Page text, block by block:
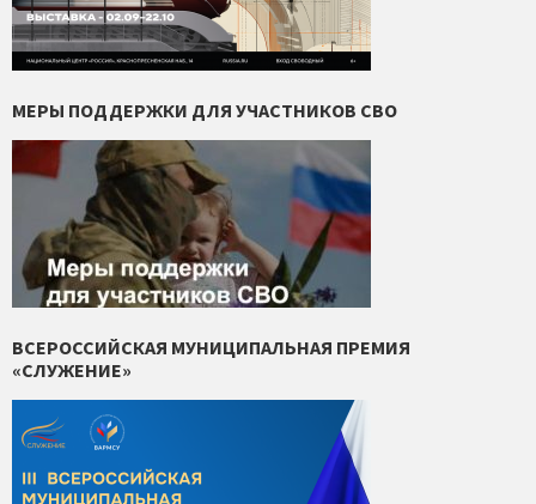
МЕРЫ ПОДДЕРЖКИ ДЛЯ УЧАСТНИКОВ СВО
ВСЕРОССИЙСКАЯ МУНИЦИПАЛЬНАЯ ПРЕМИЯ
«СЛУЖЕНИЕ»